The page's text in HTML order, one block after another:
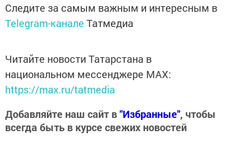
Следите за самым важным и интересным в
Telegram-канале Татмедиа
Читайте новости Татарстана в
национальном мессенджере MАХ:
https://max.ru/tatmedia
Добавляйте наш сайт в"Избранные", чтобы
всегда быть в курсе свежих новостей